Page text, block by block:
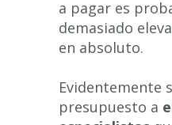
a pagar es
demasiado
en absoluto.
Evidentemente
presupuesto a